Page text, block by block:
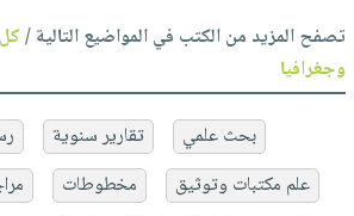
تصفح المزيد من الكتب في المواضيع التالية /
وجغرافيا
بحث علمي تقارير سنوية
علم مكتبات وتوثيق
مخطوطات